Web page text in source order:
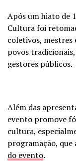
Após um hiato de
Cultura foi
coletivos, mestres
povos
gestores públicos.
Além das
evento promove
cultura,
programação, que
do evento.